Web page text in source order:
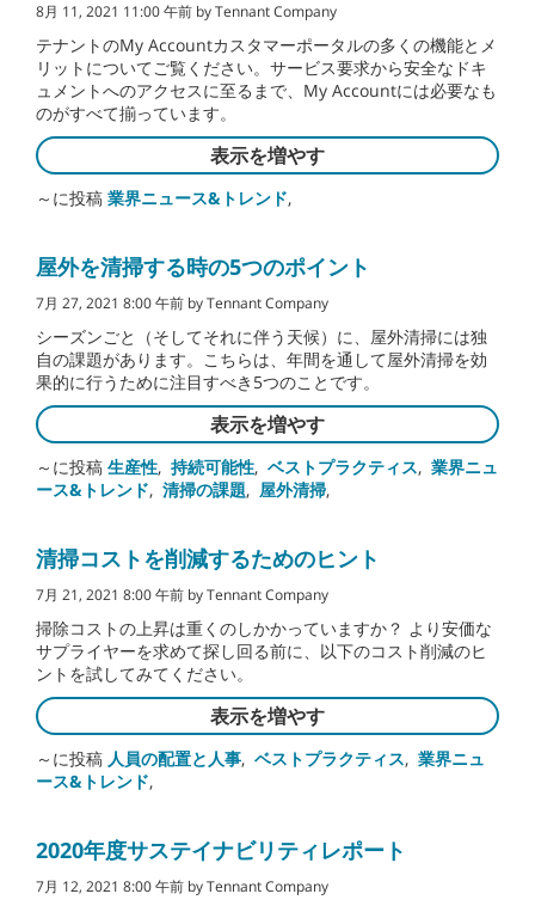
8月 11, 2021 11:00 午前 by Tennant Company
テナントのMy Accountカスタマーポータルの多くの機能とメ
リットについてご覧ください。サービス要求から安全なドキ
ュメントへのアクセスに至るまで、My Accountには必要なも
のがすべて揃っています。
表示を増やす
～に投稿 業界ニュース&トレンド,
屋外を清掃する時の5つのポイント
7月 27, 2021 8:00 午前 by Tennant Company
シーズンごと（そしてそれに伴う天候）に、屋外清掃には独
自の課題があります。こちらは、年間を通して屋外清掃を効
果的に行うために注目すべき5つのことです。
表示を増やす
～に投稿 生産性, 持続可能性, ベストプラクティス, 業界ニュ
ース&トレンド, 清掃の課題, 屋外清掃,
清掃コストを削減するためのヒント
7月 21, 2021 8:00 午前 by Tennant Company
掃除コストの上昇は重くのしかかっていますか？ より安価な
サプライヤーを求めて探し回る前に、以下のコスト削減のヒ
ントを試してみてください。
表示を増やす
～に投稿 人員の配置と人事, ベストプラクティス, 業界ニュ
ース&トレンド,
2020年度サステイナビリティレポート
7月 12, 2021 8:00 午前 by Tennant Company